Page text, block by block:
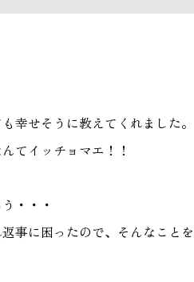
幸せそうに教えてくれました。
てイッチョマエ！！
・・・
事に困ったので、そんなこと